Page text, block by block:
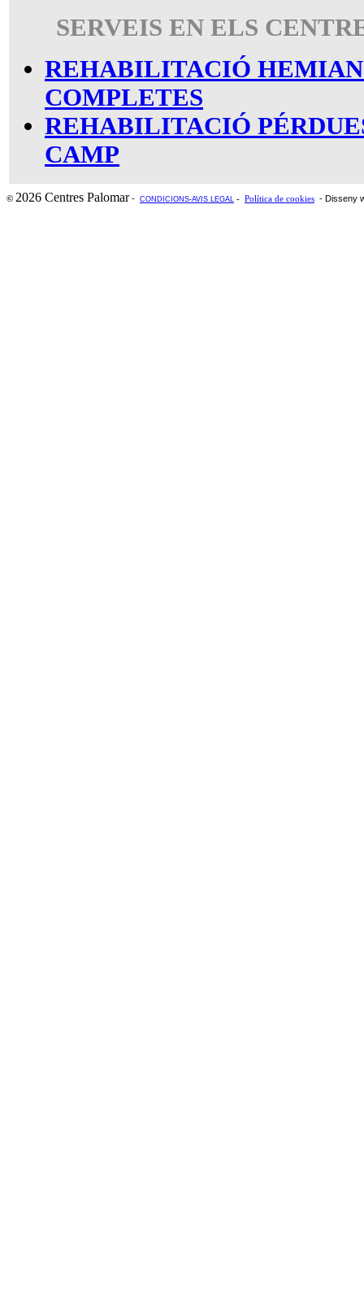
SERVEIS EN ELS
REHABILITACIÓ
COMPLETES
REHABILITACIÓ
CAMP
© 2026 Centres Palomar- CONDICIONS-AVIS LEGAL - Política de cookies - Disseny